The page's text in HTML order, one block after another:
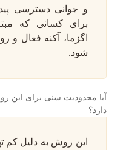
و جوانی دسترسی
برای کسانی که
اگزما، آکنه فعال و
شود.
آیا محدودیت سنی برای
دارد؟
این روش به دلیل کم